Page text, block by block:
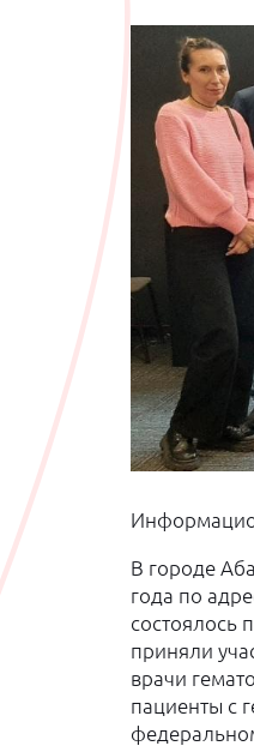
В городе
года по
состоялось
приняли
врачи
пациенты с